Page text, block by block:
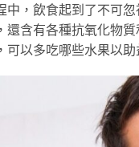
，飲食起到了不可
還含有各種抗氧化物
可以多吃哪些水果以助